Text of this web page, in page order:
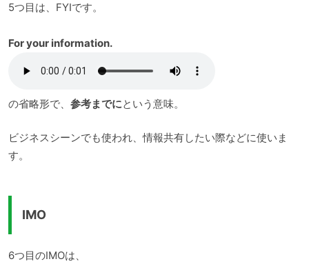
5つ目は、FYIです。
For your information.
の省略形で、 参考までにという意味。
ビジネスシーンでも使われ、情報共有したい際などに使いま
す。
IMO
6つ目のIMOは、